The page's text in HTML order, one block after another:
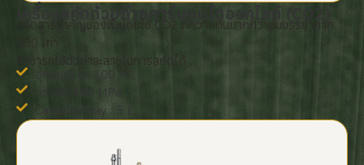
เครื่องสกัดด้วยก๊าซคาร์บอนไดออกไซด์ (CO2)
สกัดสารสำคัญของพืชโดยใช้ CO2 ที่ความดันมากกว่าชั้นบรรยากาศ
300 เท่า
สามารถใช้ตัวทำละลายในการสกัดได้
อุณหภูมิ 0–100 °C
แรงดัน 400 MPa
Capacity/day : 5 L